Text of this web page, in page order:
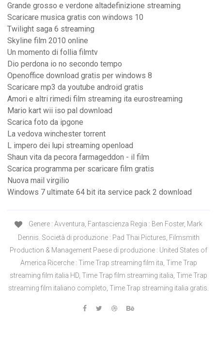
Grande grosso e verdone altadefinizione streaming
Scaricare musica gratis con windows 10
Twilight saga 6 streaming
Skyline film 2010 online
Un momento di follia filmtv
Dio perdona io no secondo tempo
Openoffice download gratis per windows 8
Scaricare mp3 da youtube android gratis
Amori e altri rimedi film streaming ita eurostreaming
Mario kart wii iso pal download
Scarica foto da ipgone
La vedova winchester torrent
L impero dei lupi streaming openload
Shaun vita da pecora farmageddon - il film
Scarica programma per scaricare film gratis
Nuova mail virgilio
Windows 7 ultimate 64 bit ita service pack 2 download
Genere : Avventura, Fantascienza Regia : Ben Foster, Mark
Dennis. Società di produzione : Pad Thai Pictures, Filmsmith
Production & Management Paese di produzione : United States of
America Ricerche : Time Trap streaming film ita, Time Trap
streaming film italia HD, Time Trap film streaming italia, Time Trap
streaming film italiano completo, Time Trap streaming italia gratis.